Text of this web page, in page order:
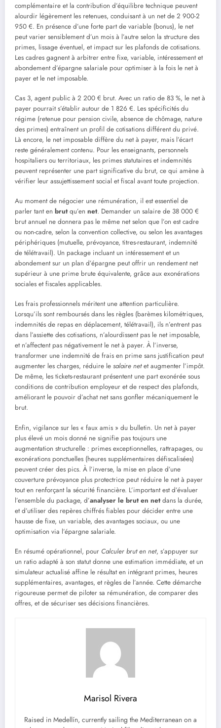
complémentaire et la contribution d’équilibre technique peuvent
alourdir légèrement les retenues, conduisant à un net de 2 900-2
950 €. En présence d’une forte part de variable (bonus), le net
peut varier sensiblement d’un mois à l’autre selon la structure des
primes, lissage éventuel, et impact sur les plafonds de cotisations.
Les cadres gagnent à arbitrer entre fixe, variable, intéressement et
abondement d’épargne salariale pour optimiser à la fois le net à
payer et le net imposable.
Cas 3, agent public à 2 200 € brut. Avec un ratio de 83 %, le net à
payer pourrait s’établir autour de 1 826 €. Les spécificités du
régime (retenue pour pension civile, absence de chômage, nature
des primes) entraînent un profil de cotisations différent du privé.
Là encore, le net imposable diffère du net à payer, mais l’écart
reste généralement contenu. Pour les enseignants, personnels
hospitaliers ou territoriaux, les primes statutaires et indemnités
peuvent représenter une part significative du brut, ce qui amène à
vérifier leur assujettissement social et fiscal avant toute projection.
Au moment de négocier une rémunération, il est essentiel de
parler tant en brutqu’en net. Demander un salaire de 38 000 €
brut annuel ne donnera pas le même net selon que l’on est cadre
ou non-cadre, selon la convention collective, ou selon les avantages
périphériques (mutuelle, prévoyance, titres-restaurant, indemnité
de télétravail). Un package incluant un intéressement et un
abondement sur un plan d’épargne peut offrir un rendement net
supérieur à une prime brute équivalente, grâce aux exonérations
sociales et fiscales applicables.
Les frais professionnels méritent une attention particulière.
Lorsqu’ils sont remboursés dans les règles (barèmes kilométriques,
indemnités de repas en déplacement, télétravail), ils n’entrent pas
dans l’assiette des cotisations, n’alourdissent pas le net imposable,
et n’affectent pas négativement le net à payer. À l’inverse,
transformer une indemnité de frais en prime sans justification peut
augmenter les charges, réduire le salaire netet augmenter l’impôt.
De même, les tickets-restaurant présentent une part exonérée sous
conditions de contribution employeur et de respect des plafonds,
améliorant le pouvoir d’achat net sans gonfler mécaniquement le
brut.
Enfin, vigilance sur les « faux amis » du bulletin. Un net à payer
plus élevé un mois donné ne signifie pas toujours une
augmentation structurelle : primes exceptionnelles, rattrapages, ou
exonérations ponctuelles (heures supplémentaires défiscalisées)
peuvent créer des pics. À l’inverse, la mise en place d’une
couverture prévoyance plus protectrice peut réduire le net à payer
tout en renforçant la sécurité financière. L’important est d’évaluer
l’ensemble du package, d’analyser le brut en netdans la durée,
et d’utiliser des repères chiffrés fiables pour décider entre une
hausse de fixe, un variable, des avantages sociaux, ou une
optimisation via l’épargne salariale.
En résumé opérationnel, pour Calculer brut en net, s’appuyer sur
un ratio adapté à son statut donne une estimation immédiate, et un
simulateur actualisé affine le résultat en intégrant primes, heures
supplémentaires, avantages, et règles de l’année. Cette démarche
rigoureuse permet de piloter sa rémunération, de comparer des
offres, et de sécuriser ses décisions financières.
Marisol Rivera
Raised in Medellín, currently sailing the Mediterranean on a